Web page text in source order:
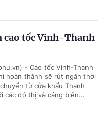
cao tốc Vinh-Thanh
- Cao tốc Vinh-Thanh
hoàn thành sẽ rút ngắn thời
từ cửa khẩu Thanh
các đô thị và cảng biển...